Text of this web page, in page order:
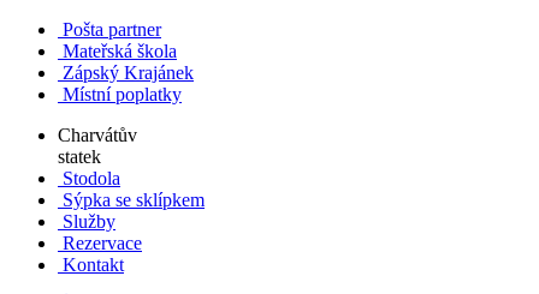
Pošta partner
Mateřská škola
Zápský Krajánek
Místní poplatky
Charvátův
statek
Stodola
Sýpka se sklípkem
Služby
Rezervace
Kontakt